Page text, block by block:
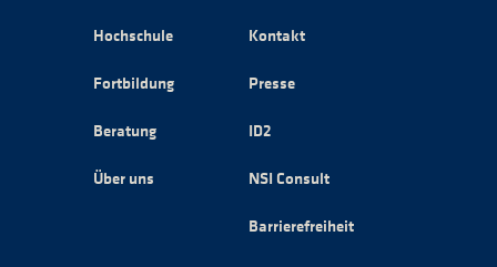
Hochschule
Fortbildung
Beratung
Über uns
Kontakt
Presse
ID2
NSI Consult
Barrierefreiheit